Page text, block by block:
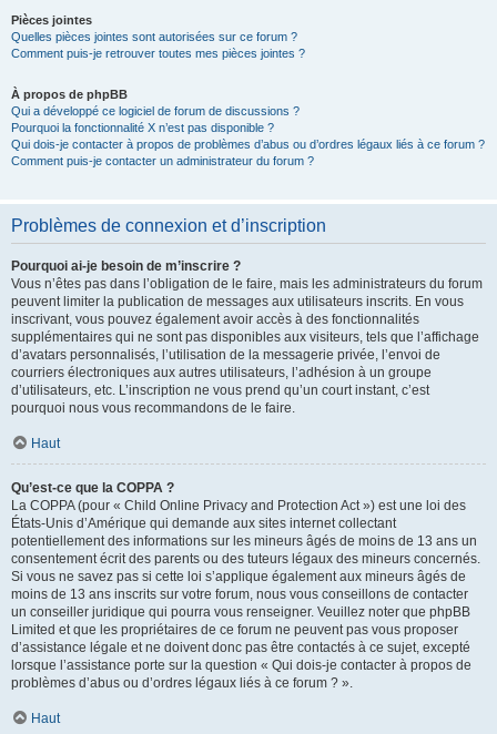
Pièces jointes
Quelles pièces jointes sont autorisées sur ce forum ?
Comment puis-je retrouver toutes mes pièces jointes ?
À propos de phpBB
Qui a développé ce logiciel de forum de discussions ?
Pourquoi la fonctionnalité X n’est pas disponible ?
Qui dois-je contacter à propos de problèmes d’abus ou d’ordres légaux liés à ce forum ?
Comment puis-je contacter un administrateur du forum ?
Problèmes de connexion et d’inscription
Pourquoi ai-je besoin de m’inscrire ?
Vous n’êtes pas dans l’obligation de le faire, mais les administrateurs du forum
peuvent limiter la publication de messages aux utilisateurs inscrits. En vous
inscrivant, vous pouvez également avoir accès à des fonctionnalités
supplémentaires qui ne sont pas disponibles aux visiteurs, tels que l’affichage
d’avatars personnalisés, l’utilisation de la messagerie privée, l’envoi de
courriers électroniques aux autres utilisateurs, l’adhésion à un groupe
d’utilisateurs, etc. L’inscription ne vous prend qu’un court instant, c’est
pourquoi nous vous recommandons de le faire.
Haut
Qu’est-ce que la COPPA ?
La COPPA (pour « Child Online Privacy and Protection Act ») est une loi des
États-Unis d’Amérique qui demande aux sites internet collectant
potentiellement des informations sur les mineurs âgés de moins de 13 ans un
consentement écrit des parents ou des tuteurs légaux des mineurs concernés.
Si vous ne savez pas si cette loi s’applique également aux mineurs âgés de
moins de 13 ans inscrits sur votre forum, nous vous conseillons de contacter
un conseiller juridique qui pourra vous renseigner. Veuillez noter que phpBB
Limited et que les propriétaires de ce forum ne peuvent pas vous proposer
d’assistance légale et ne doivent donc pas être contactés à ce sujet, excepté
lorsque l’assistance porte sur la question « Qui dois-je contacter à propos de
problèmes d’abus ou d’ordres légaux liés à ce forum ? ».
Haut